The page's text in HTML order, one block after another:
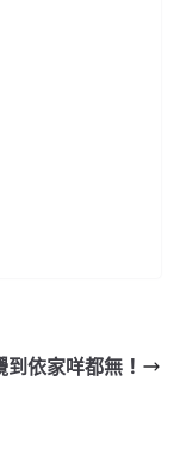
依家咩都無！